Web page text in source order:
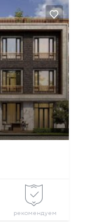
рекомендуем